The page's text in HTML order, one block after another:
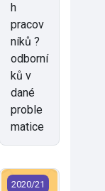
h
pracov
níků ?
odborní
ků v
dané
proble
matice
druhotných
KNT/MNTI -
2020/21